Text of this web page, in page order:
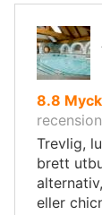
8.8 av
10,
Trevlig,
brett
eller